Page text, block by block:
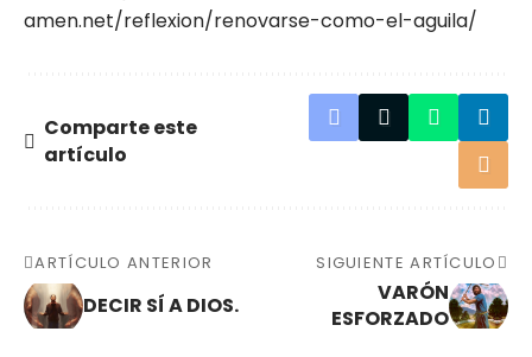
amen.net/reflexion/renovarse-como-el-aguila/
Comparte este
artículo
ARTÍCULO ANTERIOR
DECIR SÍ A DIOS.
SIGUIENTE ARTÍCULO
VARÓN
ESFORZADO